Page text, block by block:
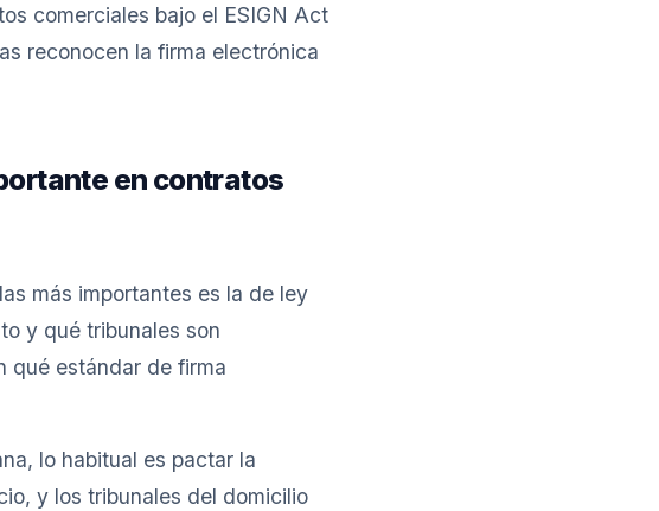
comerciales bajo el ESIGN Act
reconocen la firma electrónica
en contratos
más importantes es la de ley
y qué tribunales son
qué estándar de firma
lo habitual es pactar la
y los tribunales del domicilio